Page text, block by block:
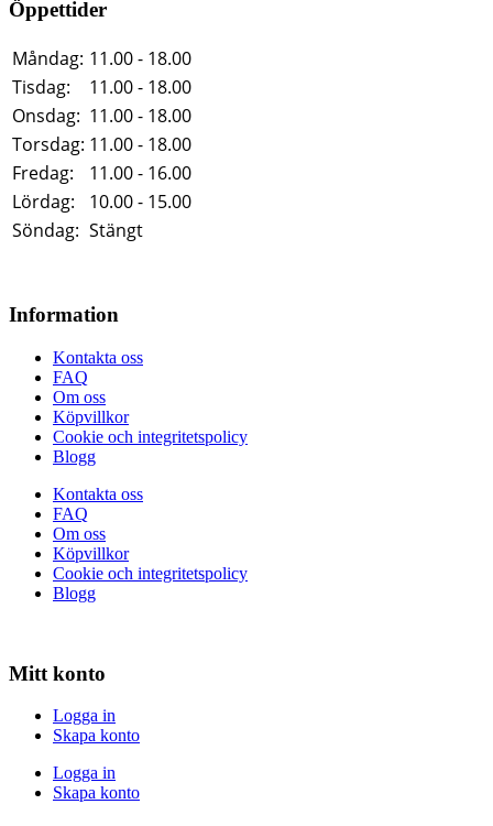
Öppettider
Måndag: 11.00 - 18.00
Tisdag:
11.00 - 18.00
Onsdag: 11.00 - 18.00
Torsdag: 11.00 - 18.00
Fredag:
11.00 - 16.00
Lördag:
10.00 - 15.00
Söndag: Stängt
Information
Kontakta oss
FAQ
Om oss
Köpvillkor
Cookie och integritetspolicy
Blogg
Kontakta oss
FAQ
Om oss
Köpvillkor
Cookie och integritetspolicy
Blogg
Mitt konto
Logga in
Skapa konto
Logga in
Skapa konto